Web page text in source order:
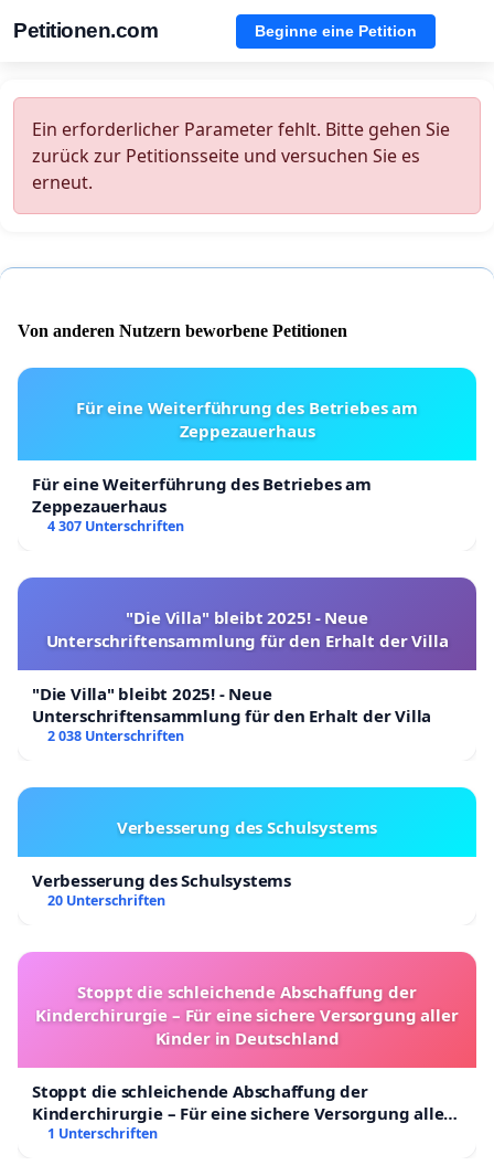
Petitionen.com Beginne eine Petition
Ein erforderlicher Parameter fehlt. Bitte gehen Sie
zurück zur Petitionsseite und versuchen Sie es
erneut.
Von anderen Nutzern beworbene Petitionen
Für eine Weiterführung des Betriebes am
Zeppezauerhaus
Für eine Weiterführung des Betriebes am
Zeppezauerhaus
4 307 Unterschriften
"Die Villa" bleibt 2025! - Neue
Unterschriftensammlung für den Erhalt der Villa
"Die Villa" bleibt 2025! - Neue
Unterschriftensammlung für den Erhalt der Villa
2 038 Unterschriften
Verbesserung des Schulsystems
Verbesserung des Schulsystems
20 Unterschriften
Stoppt die schleichende Abschaffung der
Kinderchirurgie – Für eine sichere Versorgung aller
Kinder in Deutschland
Stoppt die schleichende Abschaffung der
Kinderchirurgie – Für eine sichere Versorgung aller
Kinder in Deutschland
1 Unterschriften